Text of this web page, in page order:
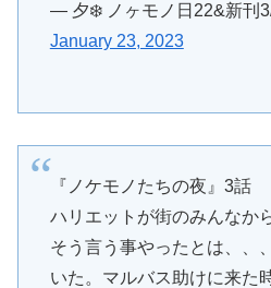
— 夕❄️ ノヶモノ日22&新刊
January 23, 2023
『ノケモノたちの夜』3話
ハリエットが街のみんなか
そう言う事やったとは、、
いた。マルバス助けに来た